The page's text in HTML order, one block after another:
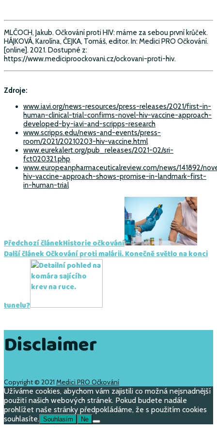
MLČOCH, Jakub. Očkování proti HIV: máme za sebou první krůček.
HÁJKOVÁ, Karolína, ČEJKA, Tomáš, editor. In: Medici PRO Očkování.
[online]. 2021. Dostupné z:
https://www.mediciproockovani.cz/ockovani-proti-hiv.
Zdroje:
www.iavi.org/news-resources/press-releases/2021/first-in-
human-clinical-trial-confirms-novel-hiv-vaccine-approach-
developed-by-iavi-and-scripps-research
www.scripps.edu/news-and-events/press-
room/2021/20210203-hiv-vaccine.html
www.eurekalert.org/pub_releases/2021-02/sri-
fct020321.php
www.europeanpharmaceuticalreview.com/news/141892/
hiv-vaccine-approach-shows-promise-in-landmark-first-
in-human-trial
Předchozí článekHistorie očkování
Další článekOčkování proti malárii. Konečně světlo na konci
tunelu?
Disclaimer
Copyright © 2021 Medici PRO Očkování
Užíváme cookies, abychom vám zajistili co možná nejsnadnější
použití našich webových stránek. Pokud budete nadále
prohlížet naše stránky předpokládáme, že s použitím cookies
souhlasíte. Souhlasím Ne